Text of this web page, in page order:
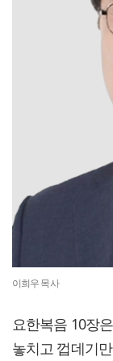
이희우 목사
요한복음 10장
놓치고 껍데기